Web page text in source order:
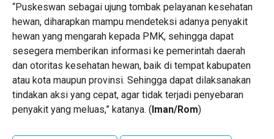
“Puskeswan sebagai ujung tombak pelayanan kesehatan
hewan, diharapkan mampu mendeteksi adanya penyakit
hewan yang mengarah kepada PMK, sehingga dapat
sesegera memberikan informasi ke pemerintah daerah
dan otoritas kesehatan hewan, baik di tempat kabupaten
atau kota maupun provinsi. Sehingga dapat dilaksanakan
tindakan aksi yang cepat, agar tidak terjadi penyebaran
penyakit yang meluas,” katanya. (Iman/Rom)